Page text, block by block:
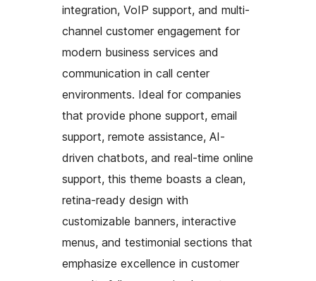
integration, VoIP support, and multi-
channel customer engagement for
modern business services and
communication in call center
environments. Ideal for companies
that provide phone support, email
support, remote assistance, AI-
driven chatbots, and real-time online
support, this theme boasts a clean,
retina-ready design with
customizable banners, interactive
menus, and testimonial sections that
emphasize excellence in customer